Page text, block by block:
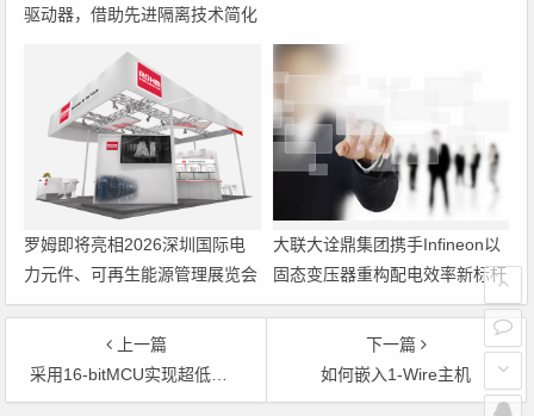
驱动器，借助先进隔离技术简化
罗姆即将亮相2026深圳国际电
力元件、可再生能源管理展览会
暨研讨会
大联大诠鼎集团携手Infineon以
固态变压器重构配电效率新标杆
上一篇
采用16-bitMCU实现超低功耗运动检测
下一篇
如何嵌入1-Wire主机